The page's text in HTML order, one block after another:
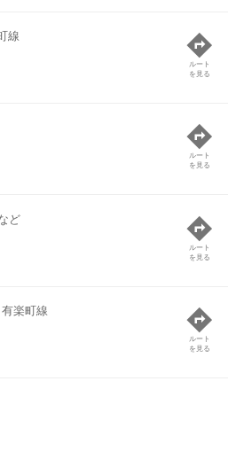
線
ルート
を見る
ルート
を見る
ど
ルート
を見る
楽町線
ルート
を見る